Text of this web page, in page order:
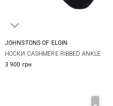
JOHNSTONS OF ELGIN
НОСКИ CASHMERE RIBBED ANKLE
3 900 грн